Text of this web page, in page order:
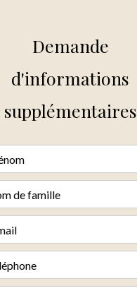
Demande
d'informations
supplémentaires